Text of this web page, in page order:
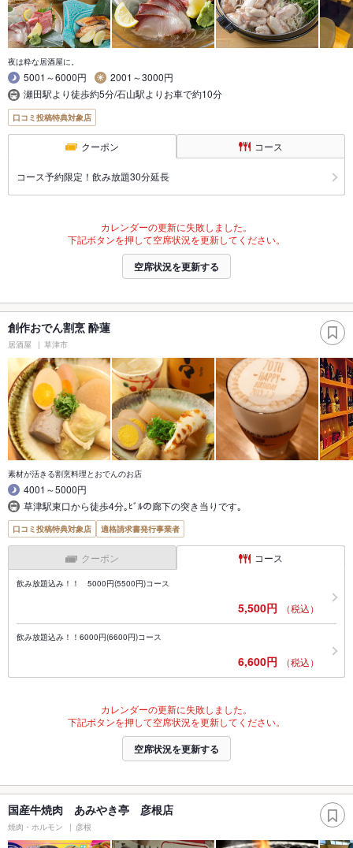
夜は粋な居酒屋に。
5001～6000円
2001～3000円
瀬田駅より徒歩約5分/石山駅よりお車で約10分
口コミ投稿特典対象店
クーポン コース
コース予約限定！飲み放題30分延長
カレンダーの更新に失敗しました。
下記ボタンを押して空席状況を更新してください。
空席状況を更新する
創作おでん割烹 酔蓮
居酒屋 草津市
素材が活きる割烹料理とおでんのお店
4001～5000円
草津駅東口から徒歩4分｡ﾋﾞﾙの廊下の突き当りです｡
口コミ投稿特典対象店 適格請求書発行事業者
クーポン コース
飲み放題込み！！ 5000円(5500円)コース
5,500円 （税込）
飲み放題込み！！6000円(6600円)コース
6,600円 （税込）
カレンダーの更新に失敗しました。
下記ボタンを押して空席状況を更新してください。
空席状況を更新する
国産牛焼肉 あみやき亭 彦根店
焼肉・ホルモン 彦根